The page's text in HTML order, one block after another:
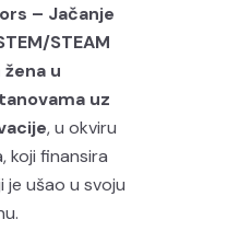
– Jačanje
STEAM
u
uz
, u okviru
koji finansira
je ušao u svoju